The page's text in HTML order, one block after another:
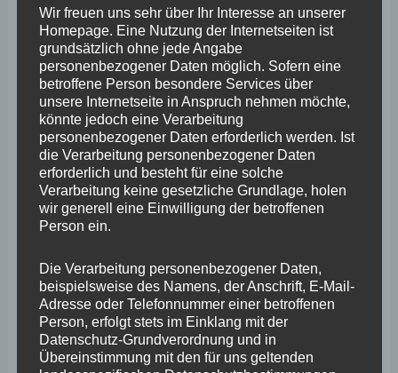
Ideologie und hat mit der realen Entwicklung nichts zu
tun und lässt Betroffene im Stich.“So solle die
Landesregierung beispielsweise auf ein aktives
Wolfsmanagement hinarbeiten, aber auch einen
gesetzlichen Anspruch auf Präventions- und
Entschädigungszahlungen, den Schutz vor
Haftungsrisiken und die Berücksichtigung von
Zweitbeprobungen sicherstellen.
Umgang mit dem Wolf an der Realität scheitert und
welche die Weidetierhaltung und viele andere Bereiche
wie Tourismus, Waldkindergärten, Naherholung und
generell das Leben auf dem Land beeinträchtigen
Wir freuen uns sehr über Ihr Interesse an unserer
Homepage. Eine Nutzung der Internetseiten ist
grundsätzlich ohne jede Angabe
personenbezogener Daten möglich. Sofern eine
betroffene Person besondere Services über
unsere Internetseite in Anspruch nehmen möchte,
könnte jedoch eine Verarbeitung
personenbezogener Daten erforderlich werden. Ist
die Verarbeitung personenbezogener Daten
erforderlich und besteht für eine solche
Verarbeitung keine gesetzliche Grundlage, holen
wir generell eine Einwilligung der betroffenen
Person ein.
Die Verarbeitung personenbezogener Daten,
beispielsweise des Namens, der Anschrift, E-Mail-
Adresse oder Telefonnummer einer betroffenen
Person, erfolgt stets im Einklang mit der
Datenschutz-Grundverordnung und in
Übereinstimmung mit den für uns geltenden